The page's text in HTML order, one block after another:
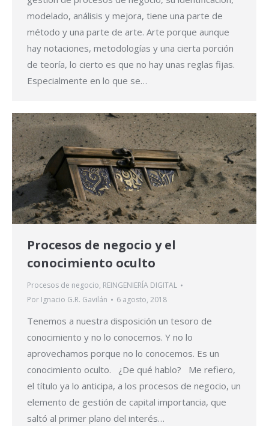
modelado, análisis y mejora, tiene una parte de
método y una parte de arte. Arte porque aunque
hay notaciones, metodologías y una cierta porción
de teoría, lo cierto es que no hay unas reglas fijas.
Especialmente en lo que se…
Procesos de negocio y el
conocimiento oculto
Procesos de negocio, REINGENIERÍA DIGITAL
Por Ignacio G.R. Gavilán 6 agosto, 2018
Tenemos a nuestra disposición un tesoro de
conocimiento y no lo conocemos. Y no lo
aprovechamos porque no lo conocemos. Es un
conocimiento oculto. ¿De qué hablo? Me refiero,
el título ya lo anticipa, a los procesos de negocio, un
elemento de gestión de capital importancia, que
saltó al primer plano del interés…